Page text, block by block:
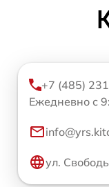
+7 (485)
Ежедневно с
ул.